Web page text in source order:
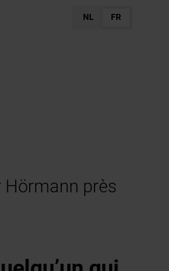
NL FR
Hörmann près